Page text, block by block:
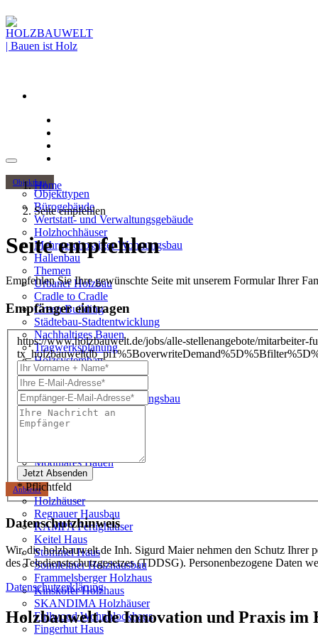
Objektbau
Objekttypen
Bürogebäude
Wertstatt- und Verwaltungsgebäude
Holzhochhäuser
Mehrgeschossiger Wohnungsbau
Hallenbau
Themen
Urbaner Holzbau
Cradle to Cradle
Green Building
Städtebau-Stadtentwicklung
Nachhaltiges Bauen
Tragwerksplanung
Holzsystembau
Potenziale
Aufstockungen mit Holz
Dachaufstockung Wohnungsbau
Fassadensanierung
Parkplatzüberbauung
Modulares Bauen
Anbieter
Holzhäuser
Regnauer Hausbau
KAMPA Fertighäuser
Keitel Haus
Stommel Haus
Sonnleitner Holzhausbau
Frammelsberger Holzhaus
Kinskofer Holzhaus
SKANDIMA Holzhäuser
Fullwood Wohnblockhaus
Fingerhut Haus
Home
Seite empfehlen
Seite empfehlen
Empfehlen Sie Ihre gewünschte Seite mit unserem Formular Ihrer
Empfänger eintragen
https://www.holzbauwelt.de/jobs/alle-stellenangebote/mitarbeiter-
* Pflichtfeld
Datenschutzhinweis
Wir, die holzbauwelt.de Inh. Sigurd Maier nehmen den Schutz Ihrer
des Teledienstschutzgesetzes (TDDSG). Personenbezogene Daten
Datenschutzerklärung
Holzbauwelt.deInnovation und Praxis im